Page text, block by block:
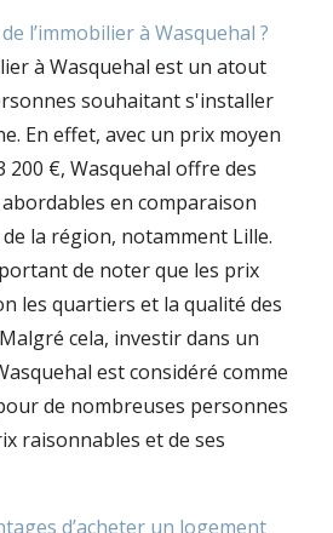
l’immobilier à Wasquehal ?
à Wasquehal est un atout
souhaitant s'installer
En effet, avec un prix moyen
200 €, Wasquehal offre des
en comparaison
la région, notamment Lille.
de noter que les prix
les quartiers et la qualité des
cela, investir dans un
est considéré comme
de nombreuses personnes
raisonnables et de ses
d’acheter un logement